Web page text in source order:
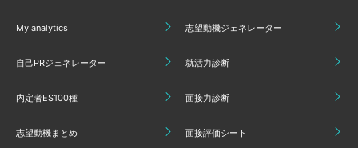
My analytics 志望動機ジェネレーター
自己PRジェネレーター 就活力診断
内定者ES100種 面接力診断
志望動機まとめ 面接評価シート